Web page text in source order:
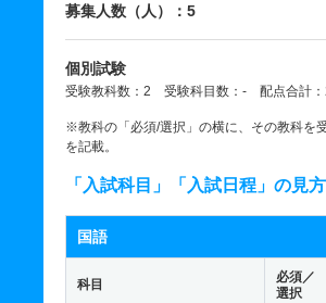
募集人数（人）：5
個別試験
受験教科数：2 受験科目数：- 配点合計
※教科の「必須/選択」の横に、その教科を
を記載。
「入試科目」「入試日程」の見
国語
科目
必須／
選択